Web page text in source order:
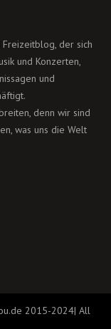
Freizeitblog, der sich
und Konzerten,
und
denn wir sind
was uns die Welt
2015-2024| All